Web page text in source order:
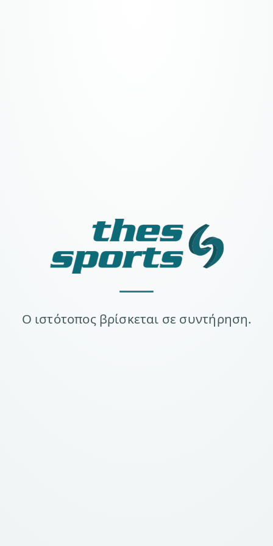
Ο ιστότοπος βρίσκεται σε συντήρηση.